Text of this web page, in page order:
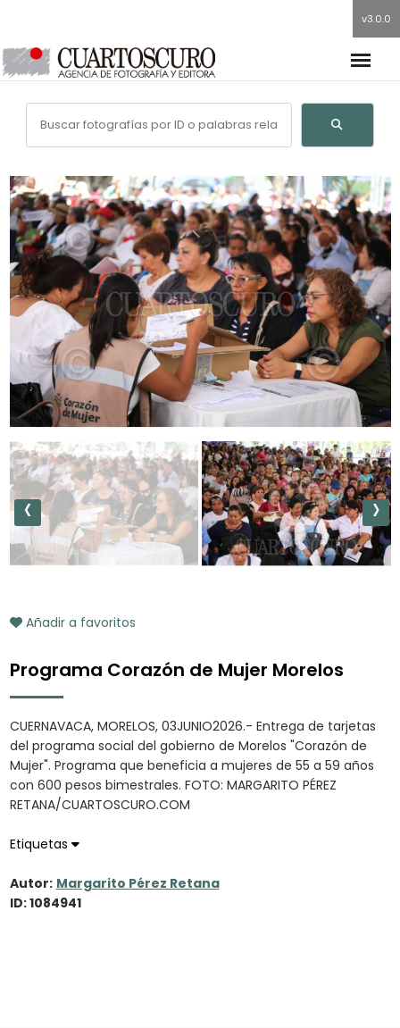
v3.0.0
‹ ›
Añadir a favoritos
Programa Corazón de Mujer Morelos
CUERNAVACA, MORELOS, 03JUNIO2026.- Entrega de tarjetas
del programa social del gobierno de Morelos "Corazón de
Mujer". Programa que beneficia a mujeres de 55 a 59 años
con 600 pesos bimestrales. FOTO: MARGARITO PÉREZ
RETANA/CUARTOSCURO.COM
Etiquetas
Autor: Margarito Pérez Retana
ID: 1084941